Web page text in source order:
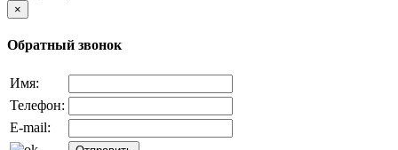
×
Обратный звонок
Имя:
Телефон:
E-mail: